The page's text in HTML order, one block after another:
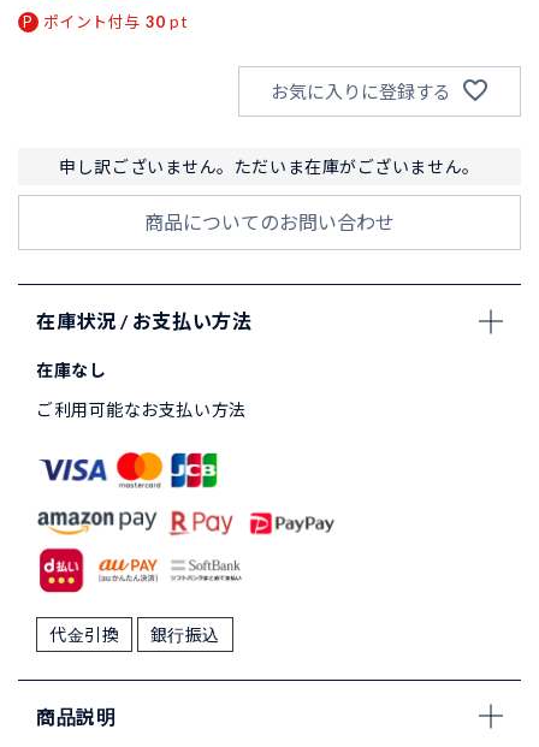
ポイント付与 30 pt
お気に入りに登録する
申し訳ございません。ただいま在庫がございません。
商品についてのお問い合わせ
在庫状況 / お支払い方法
在庫なし
ご利用可能なお支払い方法
代金引換 銀行振込
商品説明